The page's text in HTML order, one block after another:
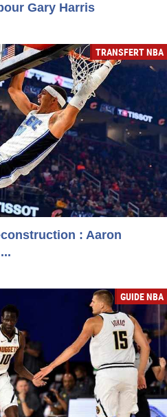
Gary Harris
TRANSFERT NBA
: Aaron
GUIDE NBA